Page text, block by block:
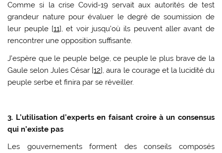
Comme si la crise Covid-19 servait aux autorités de test
grandeur nature pour évaluer le degré de soumission de
leur peuple [11], et voir jusqu’où ils peuvent aller avant de
rencontrer une opposition suffisante.
J’espère que le peuple belge, ce peuple le plus brave de la
Gaule selon Jules César [12], aura le courage et la lucidité du
peuple serbe et finira par se réveiller.
3. L’utilisation d’experts en faisant croire à un consensus
qui n’existe pas
Les gouvernements forment des conseils composés